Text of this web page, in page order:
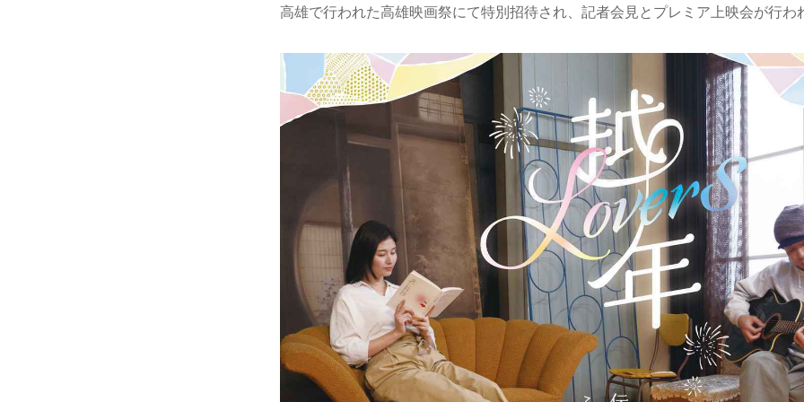
高雄で行われた高雄映画祭にて特別招待され、記者会見とプレミア上映会が行わ